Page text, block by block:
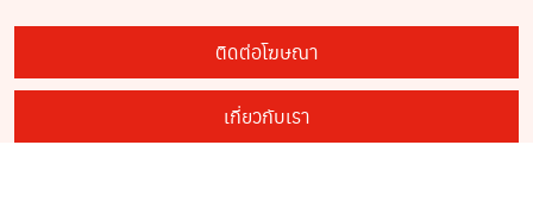
ติดต่อโฆษณา
เกี่ยวกับเรา